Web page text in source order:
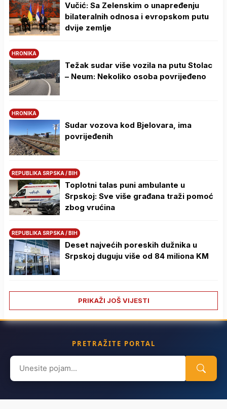
Vučić: Sa Zelenskim o unapređenju
bilateralnih odnosa i evropskom putu
dvije zemlje
HRONIKA
Težak sudar više vozila na putu Stolac
– Neum: Nekoliko osoba povrijeđeno
HRONIKA
Sudar vozova kod Bjelovara, ima
povrijeđenih
REPUBLIKA SRPSKA / BIH
Toplotni talas puni ambulante u
Srpskoj: Sve više građana traži pomoć
zbog vrućina
REPUBLIKA SRPSKA / BIH
Deset najvećih poreskih dužnika u
Srpskoj duguju više od 84 miliona KM
PRIKAŽI JOŠ VIJESTI
PRETRAŽITE PORTAL
Search
for: